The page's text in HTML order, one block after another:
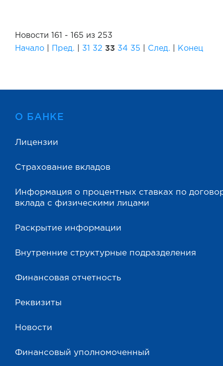
Новости 161 - 165 из 253
Начало
Пред. 31 32 33 34 35 След. Конец
О БАНКЕ
Лицензии
Страхование вкладов
Информация о процентных ставках по
вклада с физическими лицами
Раскрытие информации
Внутренние структурные подразделения
Финансовая отчетность
Реквизиты
Новости
Финансовый уполномоченный